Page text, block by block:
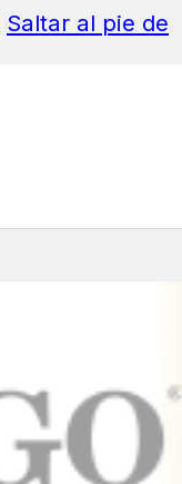
Saltar al pie de